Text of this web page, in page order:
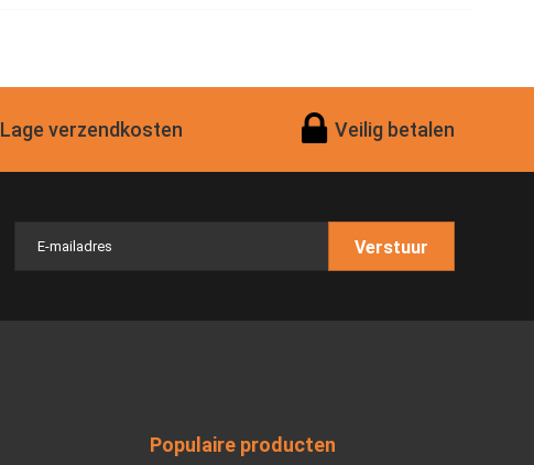
Lage verzendkosten Veilig betalen
Verstuur
Populaire producten